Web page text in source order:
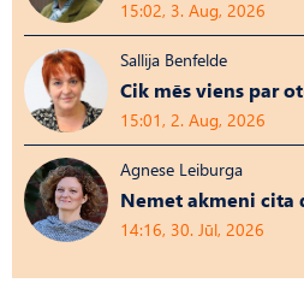
15:02, 3. Aug, 2026
Sallija Benfelde
Cik mēs viens par
15:01, 2. Aug, 2026
Agnese Leiburga
Nemet akmeni cita
14:16, 30. Jūl, 2026